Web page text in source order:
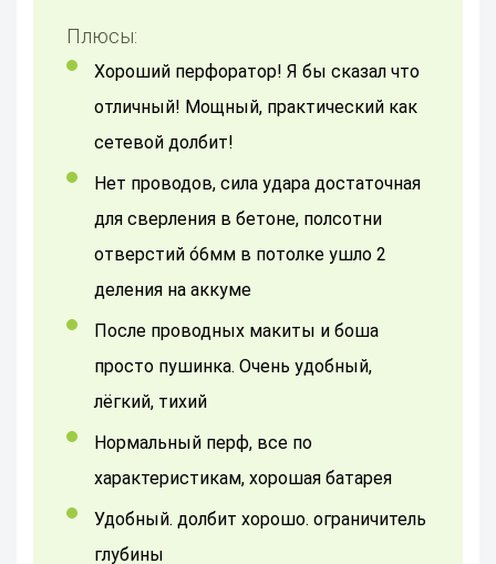
Плюсы:
Хороший перфоратор! Я бы сказал что
отличный! Мощный, практический как
сетевой долбит!
нет проводов, сила удара достаточная
для сверления в бетоне, полсотни
отверстий о́6мм в потолке ушло 2
деления на аккуме
После проводных макиты и боша
просто пушинка. Очень удобный,
лёгкий, тихий
Нормальный перф, все по
характеристикам, хорошая батарея
удобный. долбит хорошо. ограничитель
глубины